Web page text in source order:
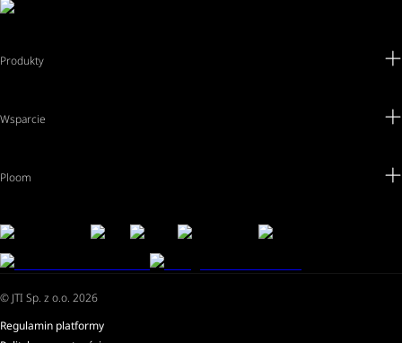
Produkty
Wsparcie
Ploom
© JTI Sp. z o.o. 2026
Regulamin platformy